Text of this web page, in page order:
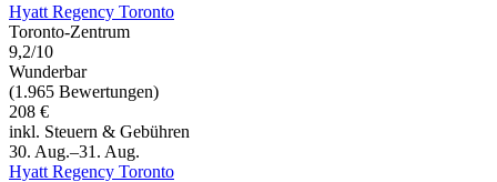
Hyatt Regency Toronto
Toronto-Zentrum
9,2/10
Wunderbar
(1.965 Bewertungen)
208 €
inkl. Steuern & Gebühren
30. Aug.–31. Aug.
Hyatt Regency Toronto